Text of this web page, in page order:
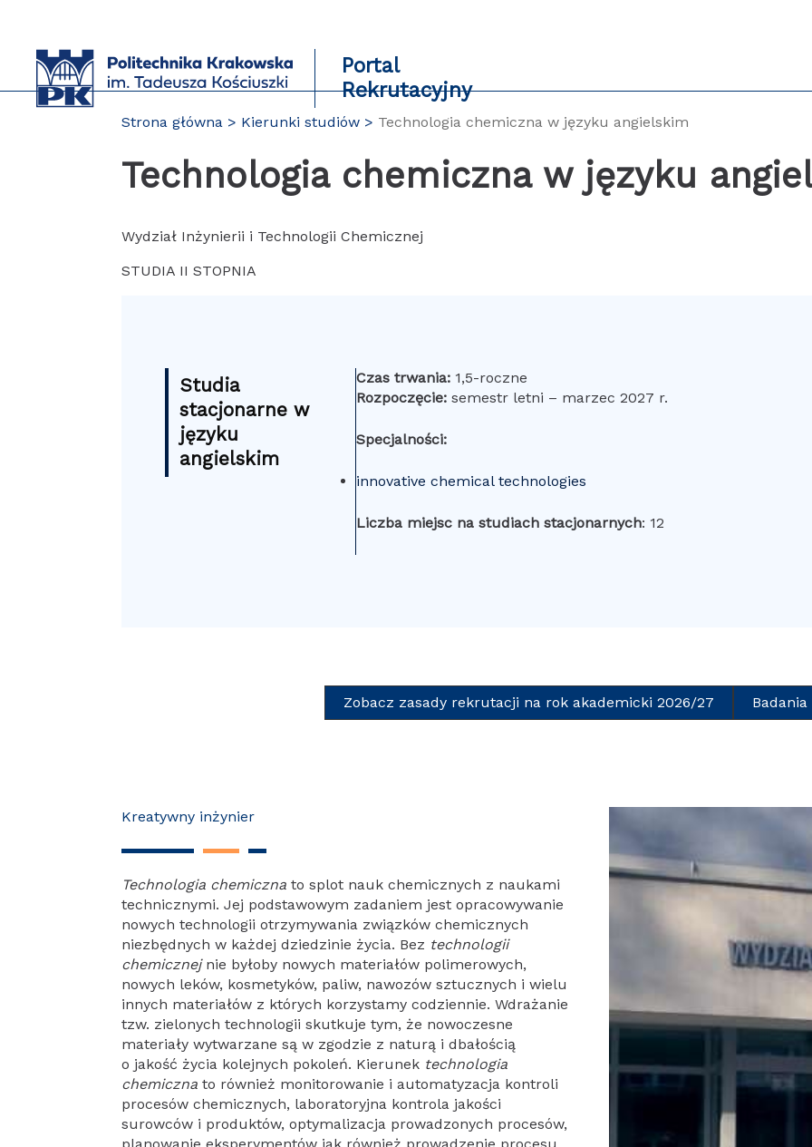
zawartości
strony
Portal
Rekrutacyjny
Strona główna Kierunki studiów Technologia chemiczna w języku angielskim
Technologia chemiczna w języku
Wydział Inżynierii i Technologii Chemicznej
STUDIA II STOPNIA
Studia
stacjonarne w
języku
angielskim
Czas trwania:1,5-roczne
Rozpoczęcie:semestr letni – marzec 2027 r.
Specjalności:
innovative chemical technologies
Liczba miejsc na studiach stacjonarnych: 12
Zobacz zasady rekrutacji na rok akademicki 2026/27
Kreatywny inżynier
Technologia chemicznato splot nauk chemicznych z naukami
technicznymi. Jej podstawowym zadaniem jest opracowywanie
nowych technologii otrzymywania związków chemicznych
niezbędnych w każdej dziedzinie życia. Bez technologii
chemicznejnie byłoby nowych materiałów polimerowych,
nowych leków, kosmetyków, paliw, nawozów sztucznych i wielu
innych materiałów z których korzystamy codziennie. Wdrażanie
tzw. zielonych technologii skutkuje tym, że nowoczesne
materiały wytwarzane są w zgodzie z naturą i dbałością
o jakość życia kolejnych pokoleń. Kierunek technologia
chemiczna to również monitorowanie i automatyzacja kontroli
procesów chemicznych, laboratoryjna kontrola jakości
surowców i produktów, optymalizacja prowadzonych procesów,